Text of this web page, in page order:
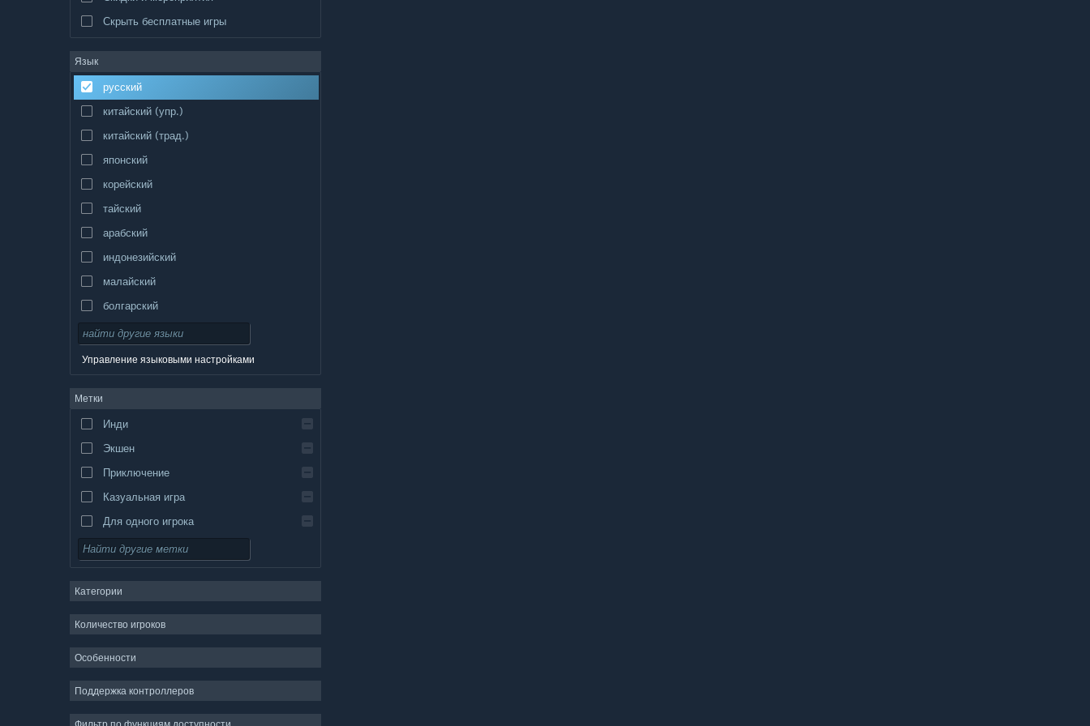
Скрыть бесплатные игры
Язык
русский
китайский (упр.)
китайский (трад.)
японский
корейский
тайский
арабский
индонезийский
малайский
болгарский
чешский
испанский — Испания
испанский — Латинская Америка
Управление языковыми настройками
Метки
Инди
Экшен
Приключение
Казуальная игра
Для одного игрока
Симулятор
Стратегия
Бесплатная игра
Категории
Количество игроков
Особенности
Поддержка контроллеров